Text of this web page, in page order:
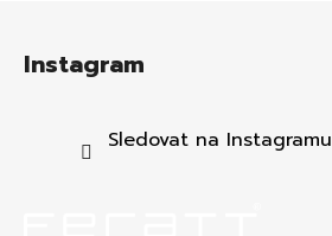
Instagram
Sledovat na Instagramu